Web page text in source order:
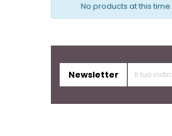
No products at this time.
Newsletter